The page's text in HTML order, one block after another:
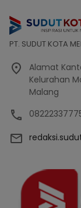
PT. SUDUT KOTA
Alamat
Kelurahan
Malang